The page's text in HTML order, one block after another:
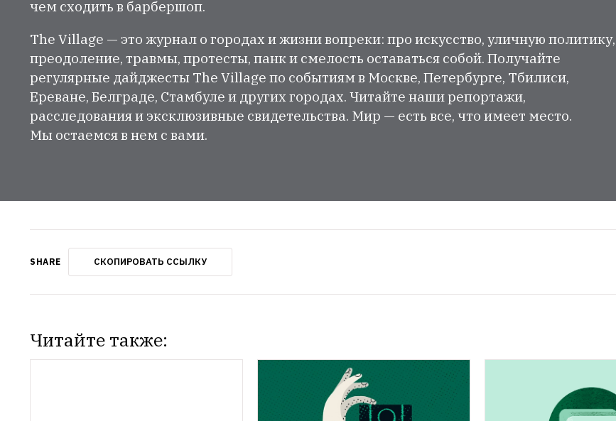
чем сходить в барбершоп.
The Village — это журнал о городах и жизни вопреки: про искусство, уличную политику,
преодоление, травмы, протесты, панк и смелость оставаться собой. Получайте
регулярные дайджесты The Village по событиям в Москве, Петербурге, Тбилиси,
Ереване, Белграде, Стамбуле и других городах. Читайте наши репортажи,
расследования и эксклюзивные свидетельства. Мир — есть все, что имеет место.
Мы остаемся в нем с вами.
SHARE СКОПИРОВАТЬ ССЫЛКУ
Читайте также: